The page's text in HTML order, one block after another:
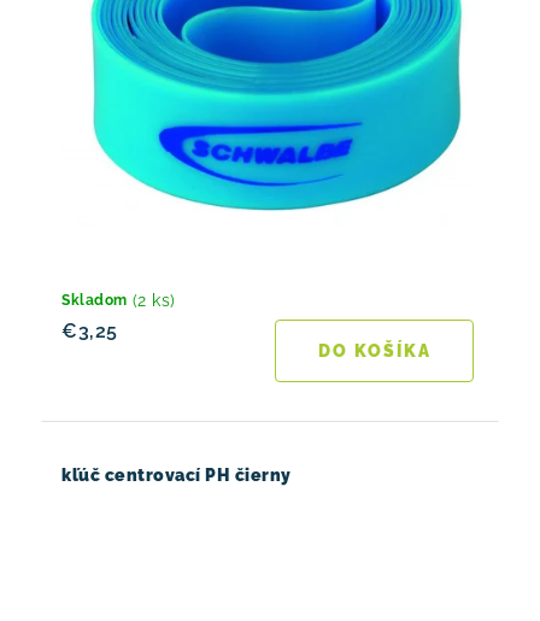
Skladom (2 ks)
€3,25
DO KOŠÍKA
kľúč centrovací PH čierny